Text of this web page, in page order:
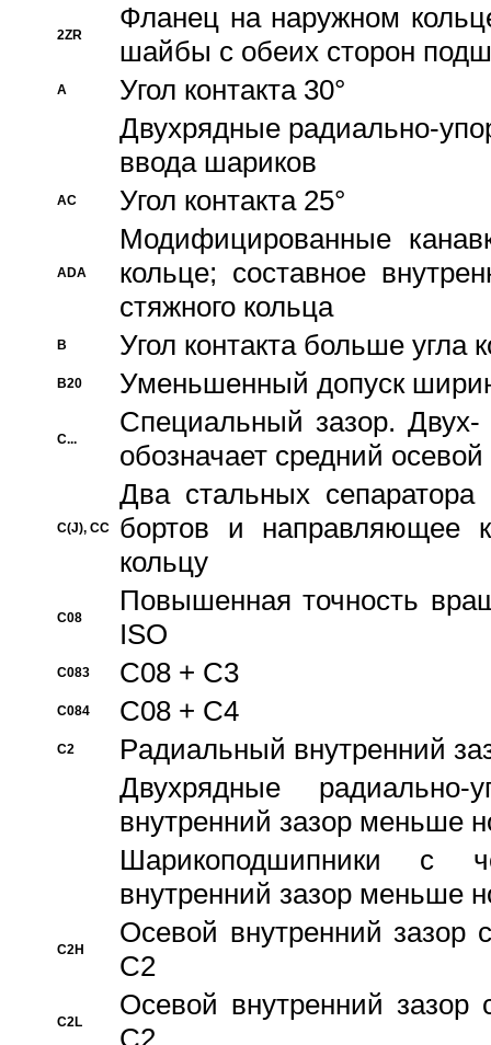
2ZR
Фланец на наружном
шайбы с обеих сторон
A
Угол контакта 30°
Двухрядные радиально-
ввода шариков
AC Угол контакта 25°
ADA
Модифицированные
кольце; составное
стяжного кольца
B Угол контакта больше угла
B20 Уменьшенный допуск
C...
Специальный зазор.
обозначает средний
C(J), CC
Два стальных сепаратора
бортов и направляющее
кольцу
C08
Повышенная точность
ISO
C083 C08 + C3
C084 C08 + C4
C2
Pадиальный внутренний
Двухрядные радиально-
внутренний зазор меньше
Шарикоподшипники с
внутренний зазор меньше
C2H
Осевой внутренний зазор
C2
C2L
Осевой внутренний зазор
C2